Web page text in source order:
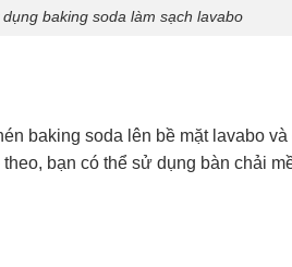
baking soda làm sạch lavabo
baking soda lên bề mặt lavabo
bạn có thể sử dụng bàn chải